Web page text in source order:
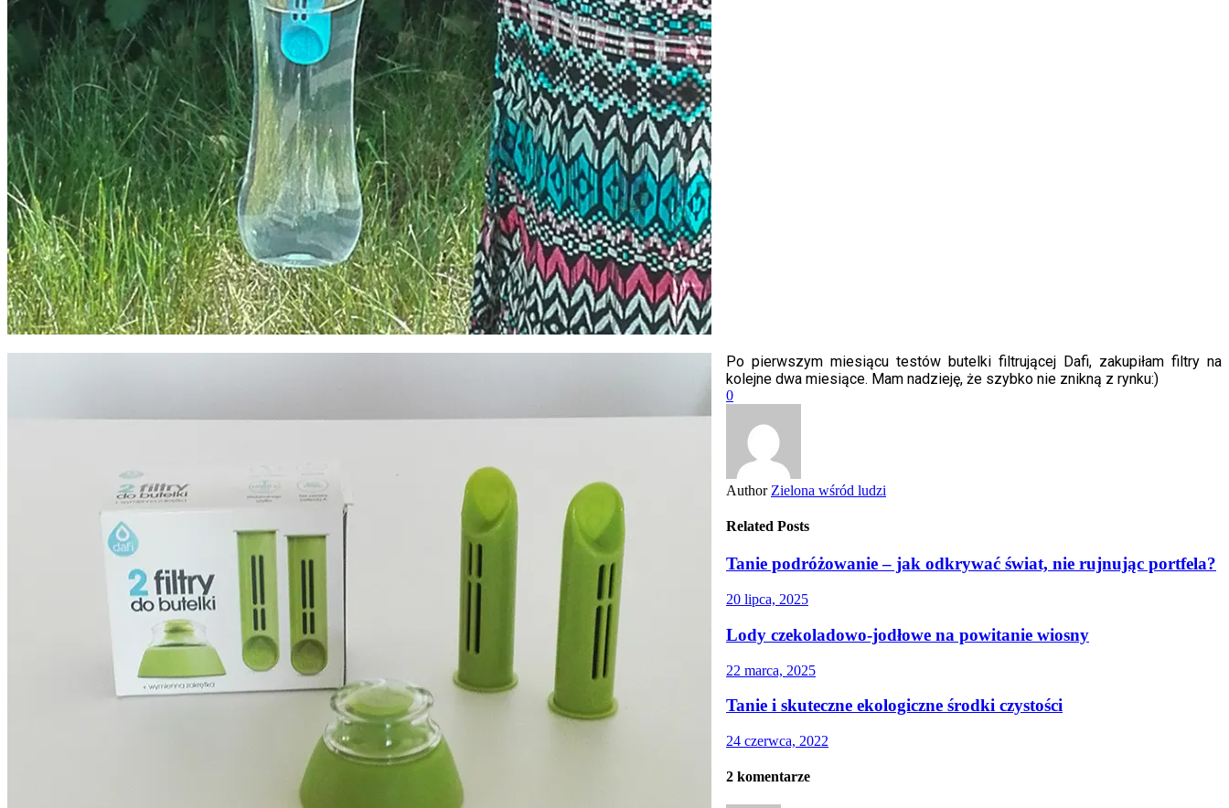
Po pierwszym miesiącu testów butelki filtrującej Dafi, zakupiłam filtry na
kolejne dwa miesiące. Mam nadzieję, że szybko nie znikną z rynku:)
0
Author Zielona wśród ludzi
Related Posts
Tanie podróżowanie – jak odkrywać świat, nie rujnując portfela?
20 lipca, 2025
Lody czekoladowo-jodłowe na powitanie wiosny
22 marca, 2025
Tanie i skuteczne ekologiczne środki czystości
24 czerwca, 2022
2 komentarze